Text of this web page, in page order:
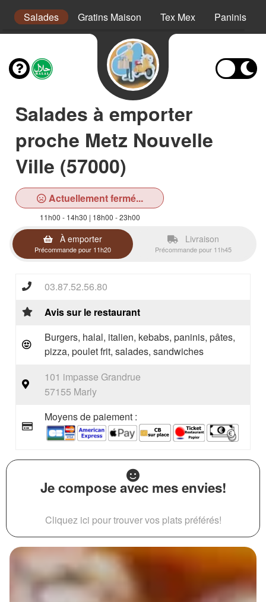
Salades Gratins Maison Tex Mex Paninis
Salades à emporter
proche Metz Nouvelle
Ville (57000)
Actuellement fermé...
11h00 - 14h30 | 18h00 - 23h00
À emporter
Précommande pour 11h20
Livraison
Précommande pour 11h45
03.87.52.56.80
Avis sur le restaurant
Burgers, halal, italien, kebabs, paninis, pâtes,
pizza, poulet frit, salades, sandwiches
101 impasse Grandrue
57155 Marly
Moyens de paiement :
Je compose avec mes envies!
Cliquez ici pour trouver vos plats préférés!